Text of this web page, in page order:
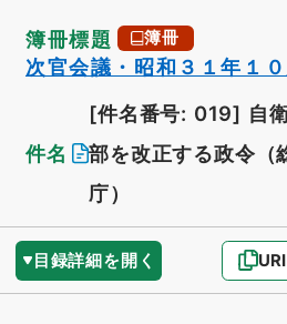
簿冊標題 簿冊
次官会議・昭和３１年１
件名
[件名番号: 019] 自
部を改正する政令（
庁）
目録詳細を開く